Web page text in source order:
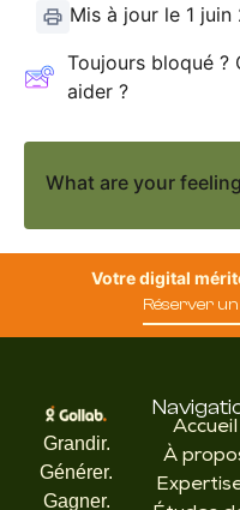
Mis à jour le 1 juin
Toujours bloqué ?
aider ?
What are your
Votre digital
Réserver
Grandir.
Générer.
Gagner.
Accueil
À